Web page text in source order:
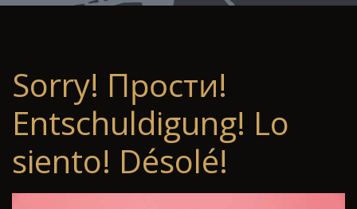
Sorry! Прости!
Entschuldigung! Lo
siento! Désolé!